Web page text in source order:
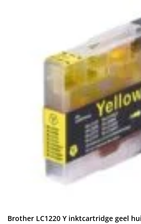
Brother LC1220 Y inktcartridge geel